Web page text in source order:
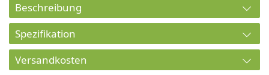
Beschreibung
Spezifikation
Versandkosten